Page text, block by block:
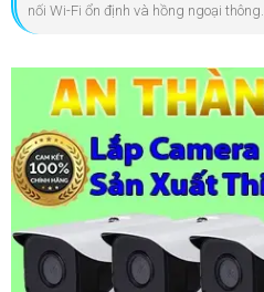
nối Wi-Fi ổn định và hồng ngoại thông...